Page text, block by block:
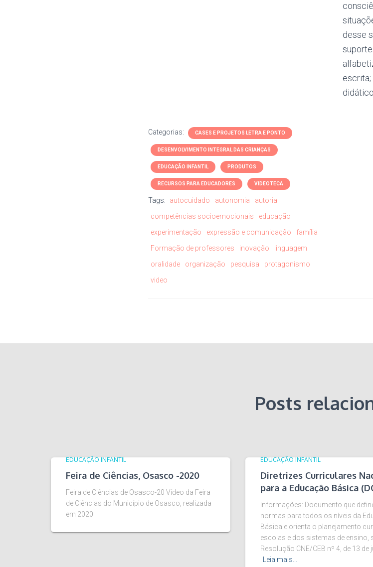
desse
Categorias: CASES E PROJETOS LETRA E PONTO
DESENVOLVIMENTO INTEGRAL DAS CRIANÇAS
EDUCAÇÃO INFANTIL PRODUTOS
RECURSOS PARA EDUCADORES VIDEOTECA
Tags: autocuidado autonomia
autoria
competências socioemocionais
educação
experimentação
expressão e comunicação
família
Formação de professores
inovação
linguagem
oralidade
organização pesquisa
protagonismo
video
Posts
EDUCAÇÃO INFANTIL
Feira de Ciências, Osasco -2020
Feira de Ciências de Osasco-20 Vídeo da Feira
de Ciências do Município de Osasco, realizada
em 2020
EDUCAÇÃO INFANTIL
Diretrizes Curriculares
para a Educação Básica
Informações: Documento que
normas para todos os níveis da
Básica e orienta o planejamento
escolas e dos sistemas de ensino,
Resolução CNE/CEB nº 4, de 13 de
Leia mais…